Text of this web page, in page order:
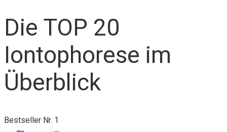
Die TOP 20
Iontophorese im
Überblick
Bestseller Nr. 1